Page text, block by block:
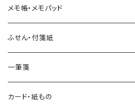
和紙
透明クリア
Hutte paper works （プロペラスタジオ）
ネクタイ
透明クリアテープ
柄・モチーフで選ぶ（マステ）
フレークシール
パピアプラッツ（作家もの）
ヨハク
ステッカーシール
マインドウェイブ
田村美紀
立体シール
メモ帳・メモパッド
ヨハク
HUTTE PAPER WORKS
表現社（作家もの）
ふせん・付箋紙
ヨハク
HUTTE PAPER WORKS
一筆箋
カード・紙もの